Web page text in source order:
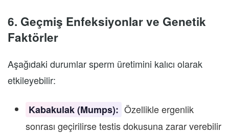
6. Geçmiş Enfeksiyonlar ve Genetik
Faktörler
Aşağıdaki durumlar sperm üretimini kalıcı olarak
etkileyebilir:
Kabakulak (Mumps): Özellikle ergenlik
sonrası geçirilirse testis dokusuna zarar verebilir